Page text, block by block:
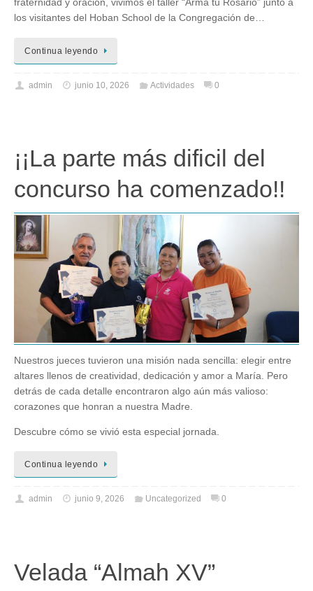
fraternidad y oración, vivimos el taller “Arma tu Rosario” junto a
los visitantes del Hoban School de la Congregación de…
Continua leyendo
admin junio 10, 2026 Actividades 0
¡¡La parte más dificil del
concurso ha comenzado!!
Nuestros jueces tuvieron una misión nada sencilla: elegir entre
altares llenos de creatividad, dedicación y amor a María. Pero
detrás de cada detalle encontraron algo aún más valioso:
corazones que honran a nuestra Madre.
Descubre cómo se vivió esta especial jornada.
Continua leyendo
admin junio 9, 2026 Uncategorized 0
Velada “Almah XV”